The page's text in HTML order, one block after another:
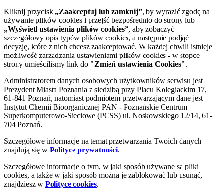
Kliknij przycisk „Zaakceptuj lub zamknij”, by wyrazić zgodę na
używanie plików cookies i przejść bezpośrednio do strony lub
„Wyświetl ustawienia plików cookies”, aby zobaczyć
szczegółowy opis typów plików cookies, a następnie podjąć
decyzję, które z nich chcesz zaakceptować. W każdej chwili istnieje
możliwość zarządzania ustawieniami plików cookies - w stopce
strony umieściliśmy link do "Zmień ustawienia Cookies".
Administratorem danych osobowych użytkowników serwisu jest
Prezydent Miasta Poznania z siedzibą przy Placu Kolegiackim 17,
61-841 Poznań, natomiast podmiotem przetwarzającym dane jest
Instytut Chemii Bioorganicznej PAN - Poznańskie Centrum
Superkomputerowo-Sieciowe (PCSS) ul. Noskowskiego 12/14, 61-
704 Poznań.
Szczegółowe informacje na temat przetwarzania Twoich danych
znajdują się w Polityce prywatności.
Szczegółowe informacje o tym, w jaki sposób używane są pliki
cookies, a także w jaki sposób można je zablokować lub usunąć,
znajdziesz w Polityce cookies.